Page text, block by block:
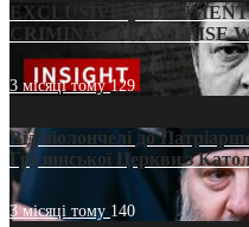
EXCLUSIVE
CRIMINAL FRANCHISE
3 місяці тому129
Від віолончелі до
Грузинської Церкви з
3 місяці тому 140